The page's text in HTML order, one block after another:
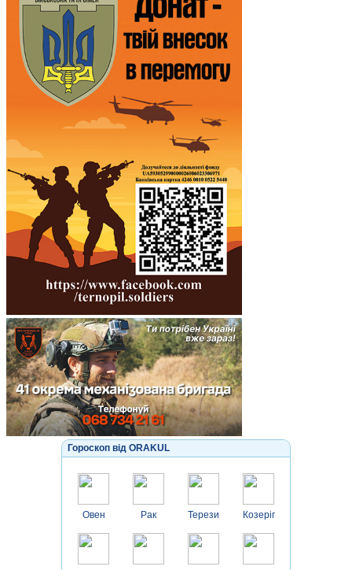
Гороскоп від ORAKUL
Овен Рак Терези Козеріг